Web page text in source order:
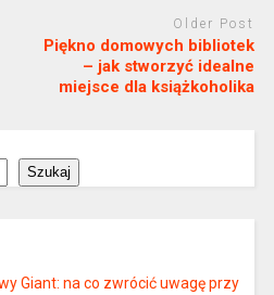
Older Post
Piękno domowych bibliotek
– jak stworzyć idealne
miejsce dla książkoholika
Szukaj
Giant: na co zwrócić uwagę przy